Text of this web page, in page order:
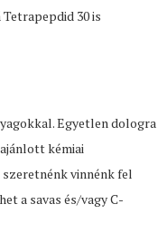
30 is
Egyetlen dologra
kémiai
vinnénk fel
a savas és/vagy C-